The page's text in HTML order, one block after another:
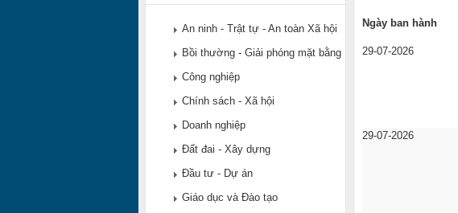
An ninh - Trật tự - An toàn Xã hội
Bồi thường - Giải phóng mặt bằng
Công nghiệp
Chính sách - Xã hội
Doanh nghiệp
Đất đai - Xây dựng
Đầu tư - Dự án
Giáo dục và Đào tạo
Ngày ban hành
29-07-2026
29-07-2026